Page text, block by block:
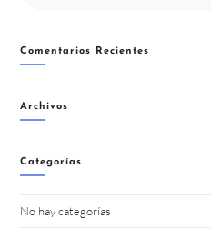
Comentarios Recientes
Archivos
Categorías
No hay categorías